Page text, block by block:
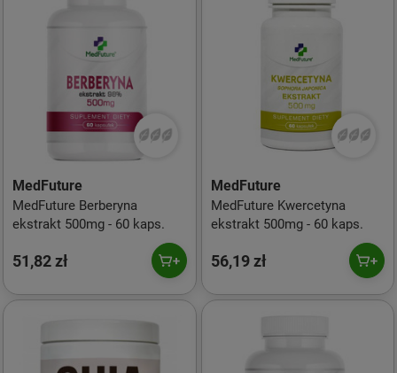
MedFuture
MedFuture Berberyna
ekstrakt 500mg - 60 kaps.
51,82 zł
MedFuture
MedFuture Kwercetyna
ekstrakt 500mg - 60 kaps.
56,19 zł